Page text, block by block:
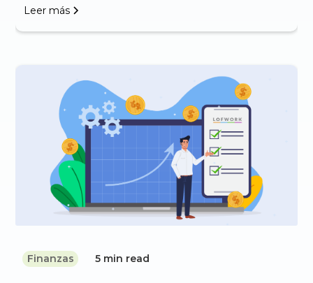
Leer más
Finanzas 5 min read